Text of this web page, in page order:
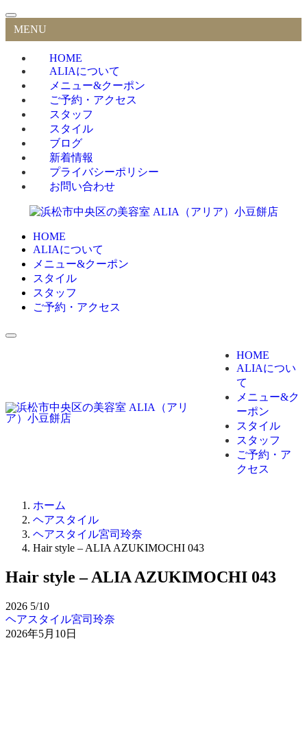
MENU
HOME
ALIAについて
メニュー&クーポン
ご予約・アクセス
スタッフ
スタイル
ブログ
新着情報
プライバシーポリシー
お問い合わせ
HOME
ALIAについて
メニュー&クーポン
スタイル
スタッフ
ご予約・アクセス
HOME
ALIAについ
て
メニュー&ク
ーポン
スタイル
スタッフ
ご予約・ア
クセス
ホーム
ヘアスタイル
ヘアスタイル宮司玲奈
Hair style – ALIA AZUKIMOCHI 043
Hair style – ALIA AZUKIMOCHI 043
2026 5/10
ヘアスタイル宮司玲奈
2026年5月10日